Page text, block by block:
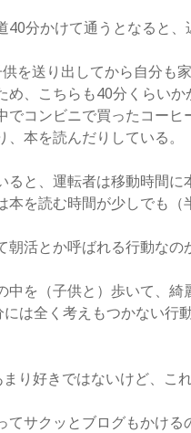
分かけて通うとなると、
を送り出してから自分も
め、こちらも40分くらい
でコンビニで買ったコー
本を読んだりしている。
ると、運転者は移動時間
本を読む時間が少しでも（
活とか呼ばれる行動なの
を（子供と）歩いて、綺
は全く考えもつかない行
まり好きではないけど、こ
サクッとブログもかける